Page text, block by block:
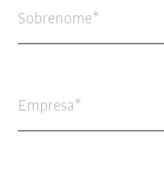
Sobrenome
Empresa